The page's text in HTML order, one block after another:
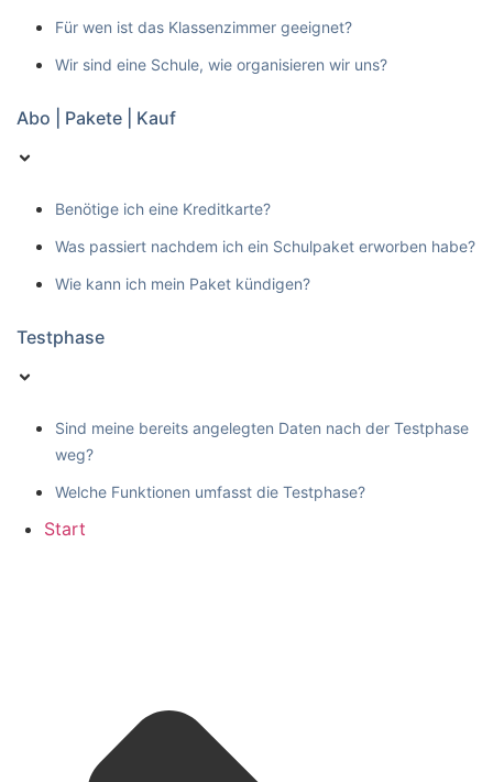
Für wen ist das Klassenzimmer geeignet?
Wir sind eine Schule, wie organisieren wir uns?
Abo | Pakete | Kauf
Benötige ich eine Kreditkarte?
Was passiert nachdem ich ein Schulpaket erworben habe?
Wie kann ich mein Paket kündigen?
Testphase
Sind meine bereits angelegten Daten nach der Testphase
weg?
Welche Funktionen umfasst die Testphase?
Start